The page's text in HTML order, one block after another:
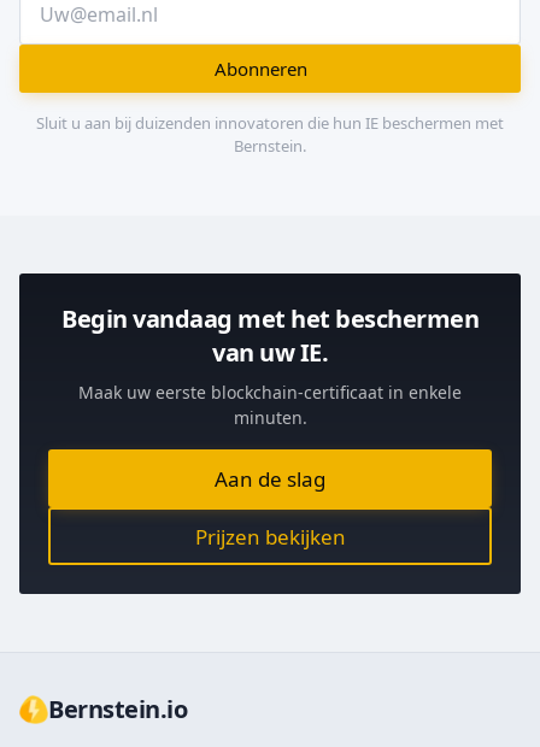
Abonneren
Sluit u aan bij duizenden innovatoren die hun IE beschermen met
Bernstein.
Begin vandaag met het beschermen
van uw IE.
Maak uw eerste blockchain-certificaat in enkele
minuten.
Aan de slag
Prijzen bekijken
Bernstein.io